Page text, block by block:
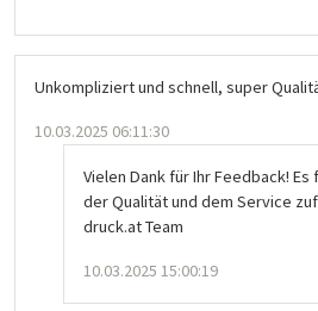
Unkompliziert und schnell, super
10.03.2025 06:11:30
Vielen Dank für Ihr Feedback!
der Qualität und dem Service
druck.at Team
10.03.2025 15:00:19